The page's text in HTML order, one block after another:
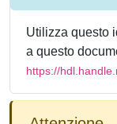
Utilizza questo
a questo
https://